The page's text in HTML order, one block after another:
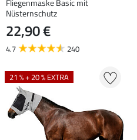
Nüsternschutz
22,90 €
4.7 240
21 % + 20 % EXTRA